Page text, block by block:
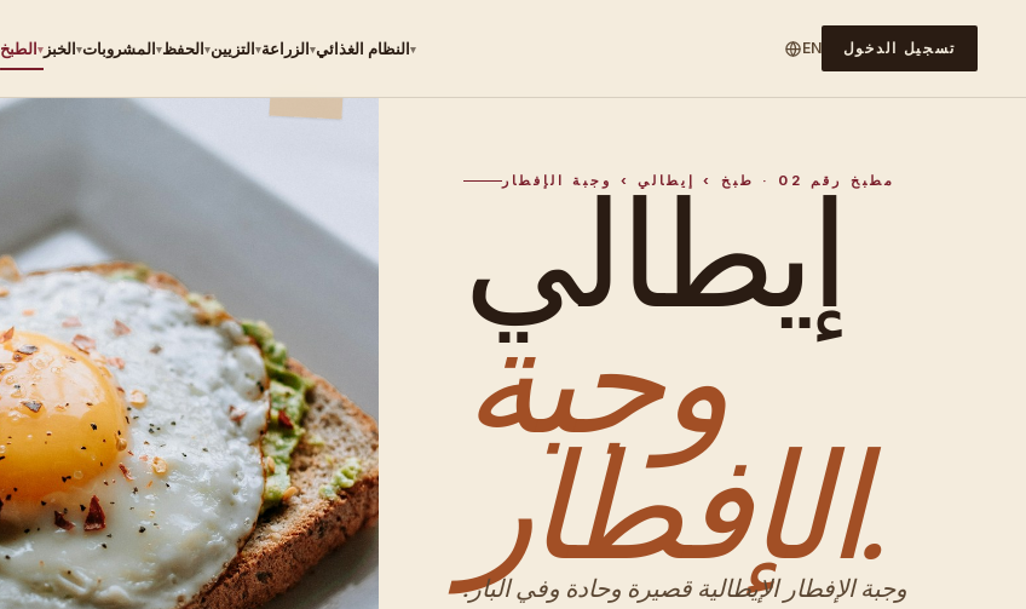
الطبخ▾الخبز▾المشروبات▾الحفظ▾التزيين▾الزراعة▾النظام الغذائي▾ EN تسجيل الدخول
مطبخ رقم 02 · طبخ › إيطالي › وجبة الإفطارإيطالي
وجبة
الإفطار.
وجبة الإفطار الإيطالية قصيرة وحادة وفي البار.